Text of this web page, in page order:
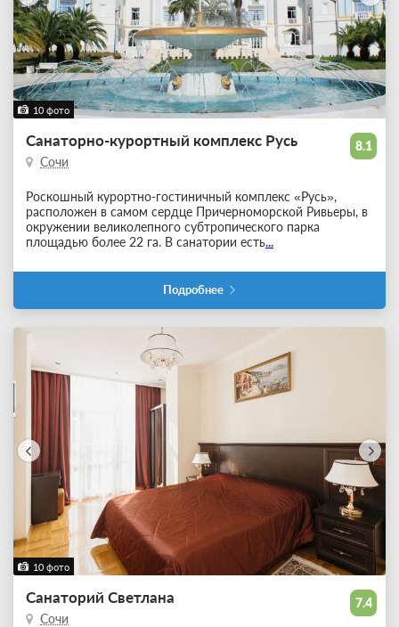
10 фото
8.1
Санаторно-курортный комплекс Русь
Сочи
Роскошный курортно-гостиничный комплекс «Русь»,
расположен в самом сердце Причерноморской Ривьеры, в
окружении великолепного субтропического парка
площадью более 22 га. В санатории есть...
Подробнее
10 фото
7.4
Санаторий Светлана
Сочи